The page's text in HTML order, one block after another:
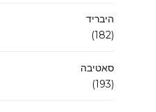
היבריד
(182)
סאטיבה
(193)